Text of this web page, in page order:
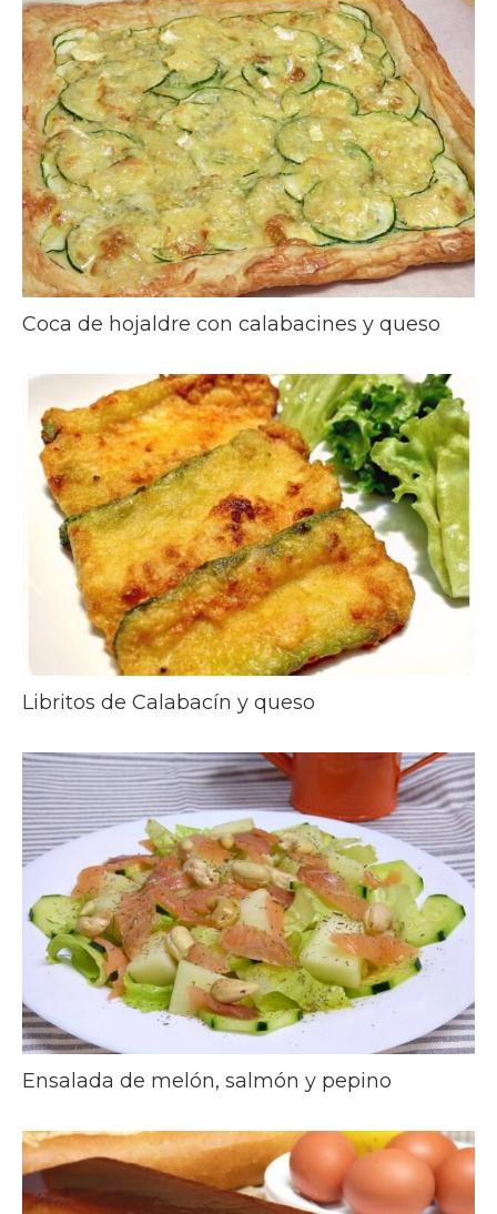
Coca de hojaldre con calabacines y queso
Libritos de Calabacín y queso
Ensalada de melón, salmón y pepino